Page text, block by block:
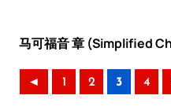
马可福音 章 (Simplified
◄ 1 2 3 4